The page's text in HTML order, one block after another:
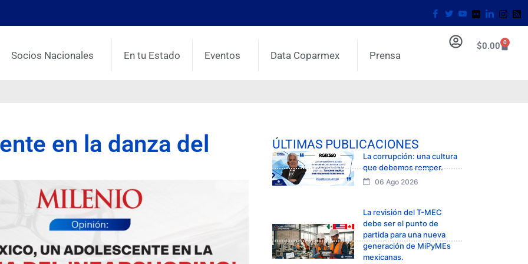
Socios Nacionales En tu Estado Eventos Data Coparmex Prensa
$0.00 0
en la danza del ÚLTIMAS PUBLICACIONES
La corrupción: una cultura
que debemos romper.
06 Ago 2026
La revisión del T-MEC
debe ser el punto de
partida para una nueva
generación de MiPyMEs
mexicanas.